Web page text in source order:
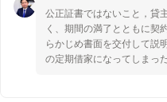
お借りして２０年以上にな
今に至るまでは、 ５年毎
今までに賃料など滞らせた
せん。
公正証書ではないこと，貸
く、期間の満了とともに契
らかじめ書面を交付して説
の定期借家になってしまっ